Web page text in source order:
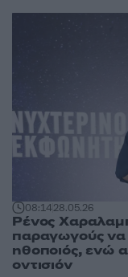
08:1428.05.26
Ρένος
παραγωγούς να
ηθοποιός, ενώ
οντισιόν